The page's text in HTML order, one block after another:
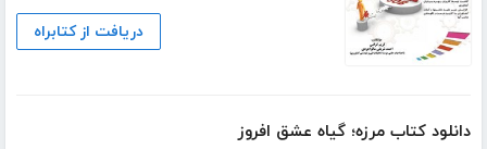
دریافت از کتابراه
دانلود کتاب مرزه؛ گیاه عشق افروز